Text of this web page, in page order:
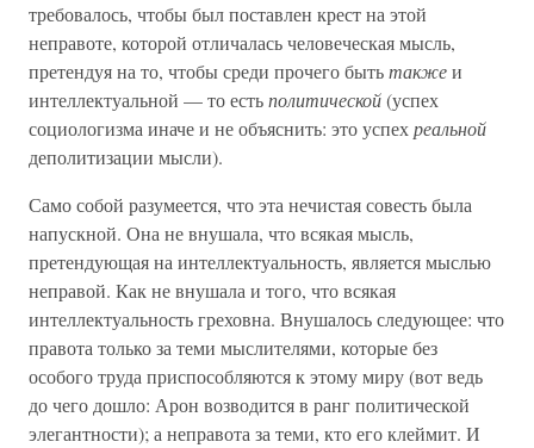
требовалось, чтобы был поставлен крест на этой
неправоте, которой отличалась человеческая мысль,
претендуя на то, чтобы среди прочего бытьтакжеи
интеллектуальной — то естьполитической(успех
социологизма иначе и не объяснить: это успехреальной
деполитизации мысли).
Само собой разумеется, что эта нечистая совесть была
напускной. Она не внушала, что всякая мысль,
претендующая на интеллектуальность, является мыслью
неправой. Как не внушала и того, что всякая
интеллектуальность греховна. Внушалось следующее: что
правота только за теми мыслителями, которые без
особого труда приспособляются к этому миру (вот ведь
до чего дошло: Арон возводится в ранг политической
элегантности); а неправота за теми, кто его клеймит. И